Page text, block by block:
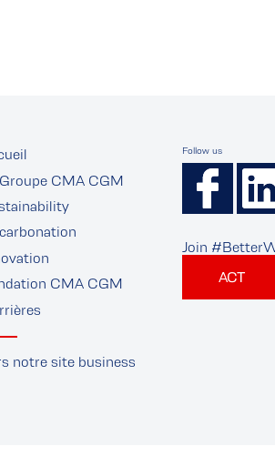
CMA CGM
CMA CGM
notre site business
Follow us
Join
ACT